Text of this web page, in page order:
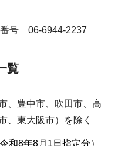
号 06-6944-2237
覧
、豊中市、吹田市、高
、東大阪市）を除く
和8年8月1日指定分）